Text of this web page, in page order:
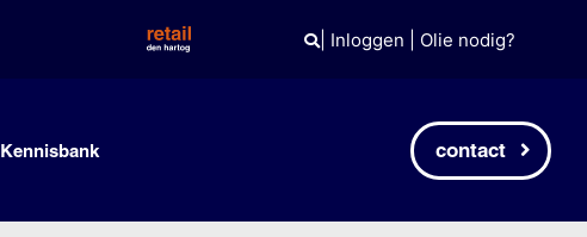
| Inloggen Olie nodig?
Kennisbank contact